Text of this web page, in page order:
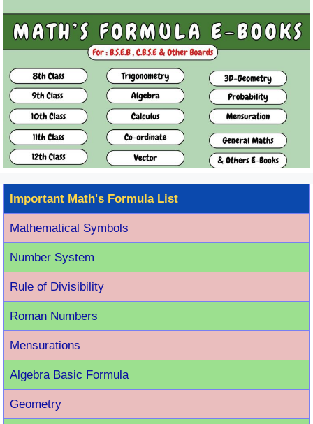
Important Math's Formula List
Mathematical Symbols
Number System
Rule of Divisibility
Roman Numbers
Mensurations
Algebra Basic Formula
Geometry